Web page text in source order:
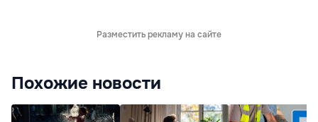
Разместить рекламу на сайте
Похожие новости